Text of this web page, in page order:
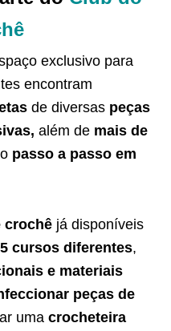
exclusivo para
encontram
de diversas peças
além de mais de
passo a passo em
crochê já disponíveis
cursos diferentes,
e materiais
peças de
uma crocheteira